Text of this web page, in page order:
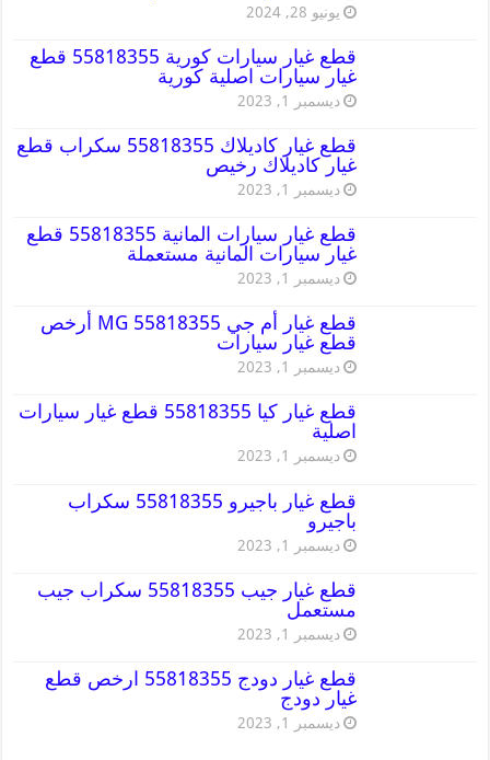
يونيو 28, 2024
قطع غيار سيارات كورية 55818355 قطع
غيار سيارات اصلية كورية
ديسمبر 1, 2023
قطع غيار كاديلاك 55818355 سكراب قطع
غيار كاديلاك رخيص
ديسمبر 1, 2023
قطع غيار سيارات المانية 55818355 قطع
غيار سيارات المانية مستعملة
ديسمبر 1, 2023
قطع غيار أم جي MG 55818355 أرخص
قطع غيار سيارات
ديسمبر 1, 2023
قطع غيار كيا 55818355 قطع غيار سيارات
اصلية
ديسمبر 1, 2023
قطع غيار باجيرو 55818355 سكراب
باجيرو
ديسمبر 1, 2023
قطع غيار جيب 55818355 سكراب جيب
مستعمل
ديسمبر 1, 2023
قطع غيار دودج 55818355 ارخص قطع
غيار دودج
ديسمبر 1, 2023